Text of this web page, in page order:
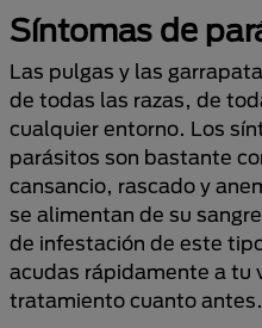
Síntomas de
Las pulgas y las
de todas las razas, de
cualquier entorno. Los
parásitos son bastante
cansancio, rascado y
se alimentan de su
de infestación de este
acudas rápidamente a tu
tratamiento cuanto antes.